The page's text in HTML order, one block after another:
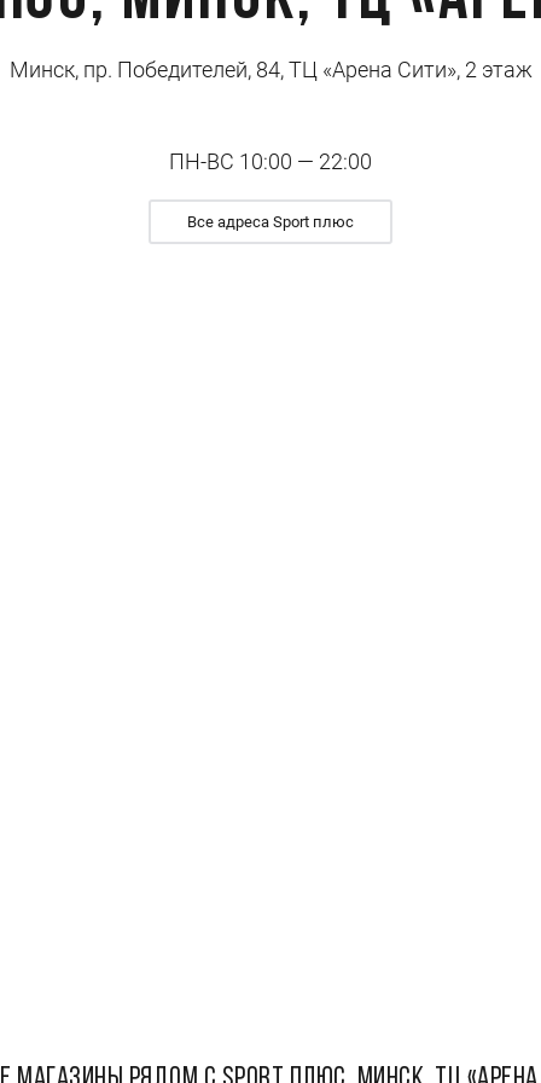
Минск, пр. Победителей, 84, ТЦ «Арена Сити», 2 этаж
ПН-ВС 10:00 — 22:00
Все адреса Sport плюс